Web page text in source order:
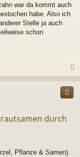
war da kommt auch
habe. Also ich
Stelle ja auch
schon
a
durch
Pflanze & Samen).